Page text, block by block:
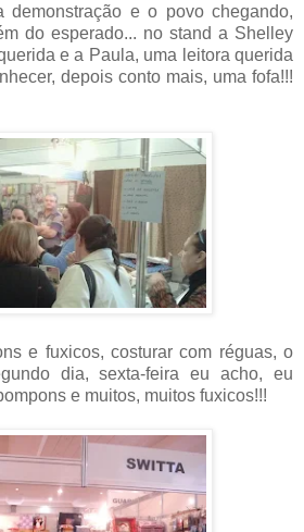
demonstração e o povo chegando,
do esperado... no stand a Shelley
e a Paula, uma leitora querida
depois conto mais, uma fofa!!!
e fuxicos, costurar com réguas, o
dia, sexta-feira eu acho, eu
e muitos, muitos fuxicos!!!